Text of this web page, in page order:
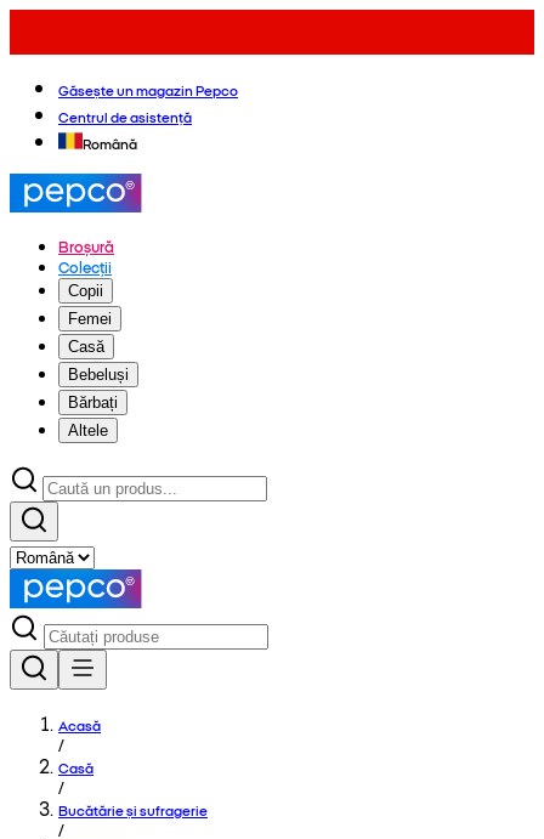
Găsește un magazin Pepco
Centrul de asistență
Română
Broșură
Colecții
Copii
Femei
Casă
Bebeluși
Bărbați
Altele
Acasă
/
Casă
/
Bucătărie și sufragerie
/